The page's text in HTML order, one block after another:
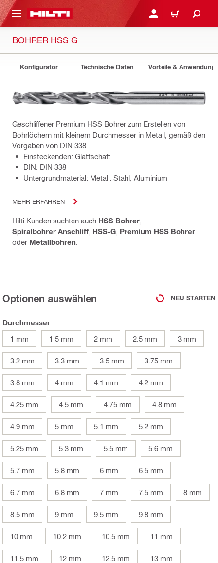
ANMELDEN ODER
WARENKORB
BOHRER HSS G
Konfigurator Technische Daten Vorteile &
Geschliffener Premium HSS Bohrer zum Erstellen von
Bohrlöchern mit kleinem Durchmesser in Metall, gemäß den
Vorgaben von DIN 338
Einsteckenden: Glattschaft
DIN: DIN 338
Untergrundmaterial: Metall, Stahl, Aluminium
MEHR ERFAHREN
Hilti Kunden suchten auch HSS Bohrer
Spiralbohrer Anschliff HSS-G Premium HSS Bohrer
oder Metallbohren
Optionen auswählen NEU STARTEN
Durchmesser
1 mm
1.5 mm 2 mm 2.5 mm 3 mm
3.2 mm 3.3 mm 3.5 mm 3.75 mm
3.8 mm 4 mm 4.1 mm 4.2 mm
4.25 mm 4.5 mm 4.75 mm 4.8 mm
4.9 mm 5 mm 5.1 mm 5.2 mm
5.25 mm 5.3 mm 5.5 mm 5.6 mm
5.7 mm 5.8 mm 6 mm 6.5 mm
6.7 mm 6.8 mm 7 mm 7.5 mm 8 mm
8.5 mm 9 mm 9.5 mm 9.8 mm
10 mm 10.2 mm 10.5 mm 11 mm
11.5 mm 12 mm 12.5 mm 13 mm